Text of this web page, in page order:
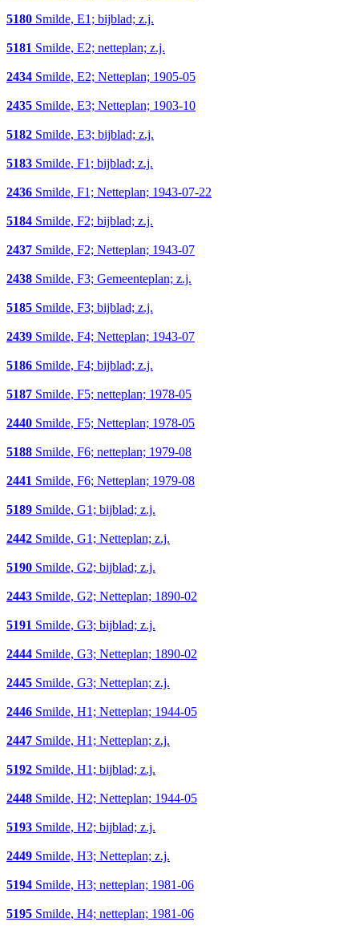
5180 Smilde, E1; bijblad; z.j.
5181 Smilde, E2; netteplan; z.j.
2434 Smilde, E2; Netteplan; 1905-05
2435 Smilde, E3; Netteplan; 1903-10
5182 Smilde, E3; bijblad; z.j.
5183 Smilde, F1; bijblad; z.j.
2436 Smilde, F1; Netteplan; 1943-07-22
5184 Smilde, F2; bijblad; z.j.
2437 Smilde, F2; Netteplan; 1943-07
2438 Smilde, F3; Gemeenteplan; z.j.
5185 Smilde, F3; bijblad; z.j.
2439 Smilde, F4; Netteplan; 1943-07
5186 Smilde, F4; bijblad; z.j.
5187 Smilde, F5; netteplan; 1978-05
2440 Smilde, F5; Netteplan; 1978-05
5188 Smilde, F6; netteplan; 1979-08
2441 Smilde, F6; Netteplan; 1979-08
5189 Smilde, G1; bijblad; z.j.
2442 Smilde, G1; Netteplan; z.j.
5190 Smilde, G2; bijblad; z.j.
2443 Smilde, G2; Netteplan; 1890-02
5191 Smilde, G3; bijblad; z.j.
2444 Smilde, G3; Netteplan; 1890-02
2445 Smilde, G3; Netteplan; z.j.
2446 Smilde, H1; Netteplan; 1944-05
2447 Smilde, H1; Netteplan; z.j.
5192 Smilde, H1; bijblad; z.j.
2448 Smilde, H2; Netteplan; 1944-05
5193 Smilde, H2; bijblad; z.j.
2449 Smilde, H3; Netteplan; z.j.
5194 Smilde, H3; netteplan; 1981-06
5195 Smilde, H4; netteplan; 1981-06